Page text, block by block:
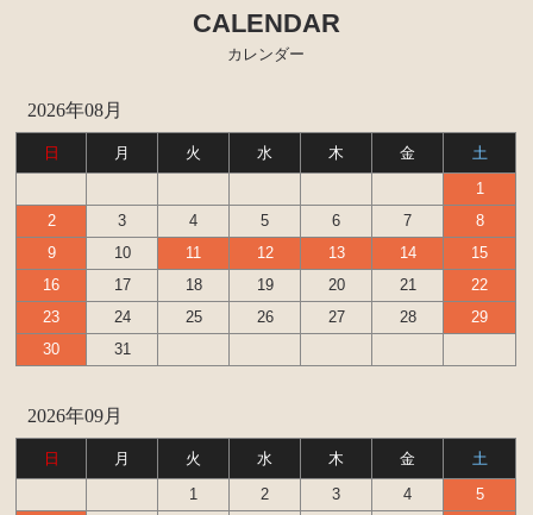
CALENDAR
カレンダー
2026年08月
日 月 火 水 木 金
土
1
2
3 4 5 6 7
8
9
10 11 12 13 14
15
16
17 18 19 20 21
22
23
24 25 26 27 28
29
30
31
2026年09月
日 月 火 水 木 金
土
1
2 3 4
5